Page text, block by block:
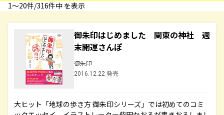
1〜20件/316件中 を表示
御朱印はじめました 関東の神社 週
末開運さんぽ
御朱印
2016.12.22 発売
大ヒット「地球の歩き方 御朱印シリーズ」では初めてのコミ